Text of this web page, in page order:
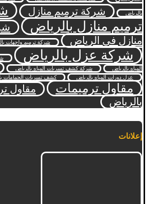
بالرياض شركة ترميم منازل
ترميم منازل بالرياض
منازل في الرياض
شركة ترميم واجهات
شركة عزل بالرياض
المياه بالرياض
شركة كشف تسربات المياه بالرياض
عزل دورات المياه بالرياض كشف تسربات الحمامات
مقاول ترميمات
مقاول
بالرياض
إعلانات